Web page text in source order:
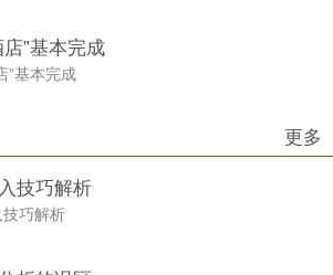
店”基本完成
”基本完成
更多
技巧解析
巧解析